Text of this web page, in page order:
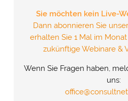
Sie möchten kein Live-
Dann abonnieren Sie
erhalten Sie 1 Mal im
zukünftige Webinare &
Wenn Sie Fragen haben,
uns: